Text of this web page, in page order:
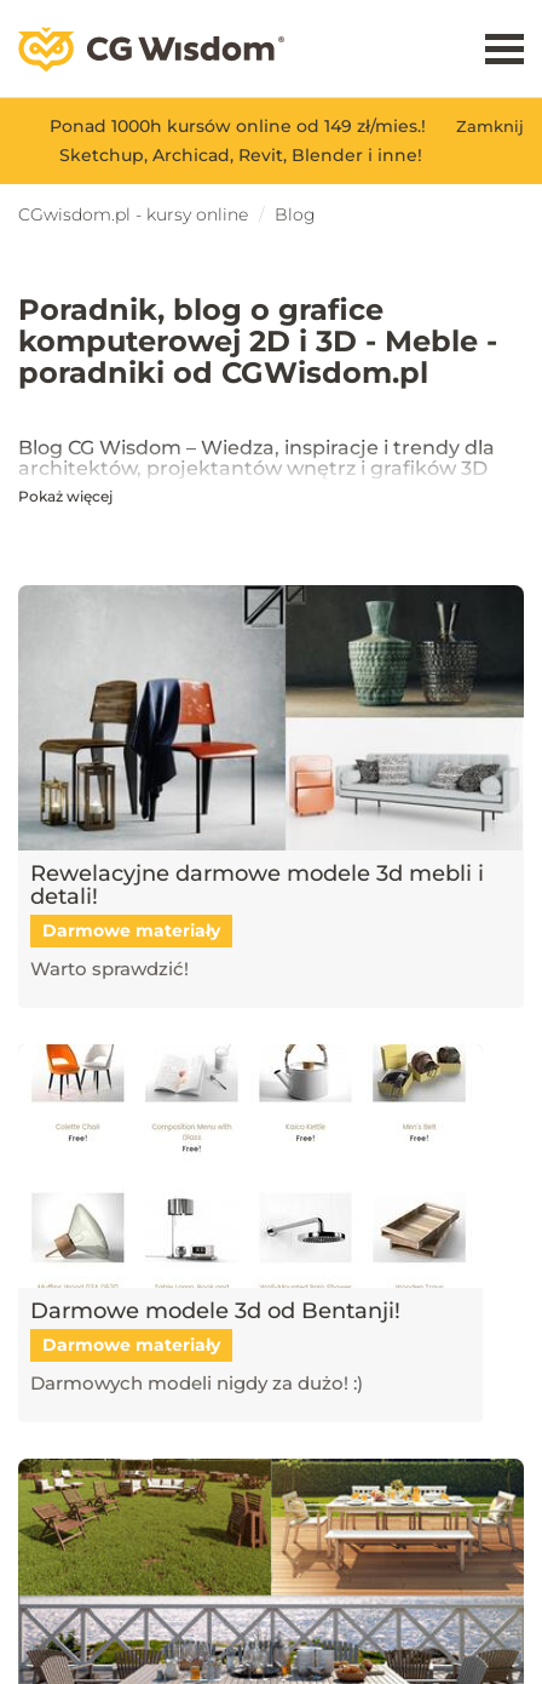
Zamknij
Ponad 1000h kursów online od 149 zł/mies.!
Sketchup, Archicad, Revit, Blender i inne!
CGwisdom.pl - kursy online Blog
Poradnik, blog o grafice
komputerowej 2D i 3D - Meble -
poradniki od CGWisdom.pl
Blog CG Wisdom – Wiedza, inspiracje i trendy dla
architektów, projektantów wnętrz i grafików 3D
Na blogu CG Wisdom znajdziesz praktyczne porady, inspiracje oraz
które pomagają tworzyć profesjonalne i fotorealistyczne wizualizacje.
Dowiesz się również, jak sztuczna inteligencja zmienia pracę
projektantów, jakie są najlepsze praktyki w renderingu oraz jak
optymalizować proces projektowy. Śledź nasz blog, aby pozostać na
bieżąco z technologią i rozwijać swoje umiejętności w projektowaniu
przestrzeni i wizualizacji 3D!
Pokaż więcej
Rewelacyjne darmowe modele 3d mebli i
detali!
Darmowe materiały
Warto sprawdzić!
Darmowe modele 3d od Bentanji!
Darmowe materiały
Darmowych modeli nigdy za dużo! :)